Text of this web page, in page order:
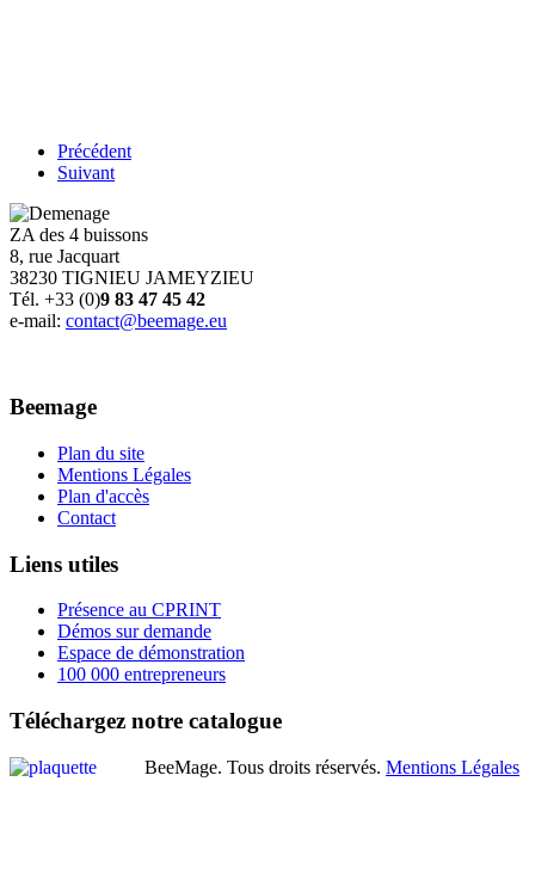
Précédent
Suivant
ZA des 4 buissons
8, rue Jacquart
38230 TIGNIEU JAMEYZIEU
Tél. +33 (0)9 83 47 45 42
e-mail: contact@beemage.eu
Beemage
Plan du site
Mentions Légales
Plan d'accès
Contact
Liens utiles
Présence au CPRINT
Démos sur demande
Espace de démonstration
100 000 entrepreneurs
Téléchargez notre catalogue
BeeMage. Tous droits réservés. Mentions Légales